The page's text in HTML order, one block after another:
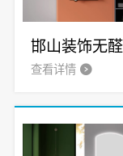
查看详情